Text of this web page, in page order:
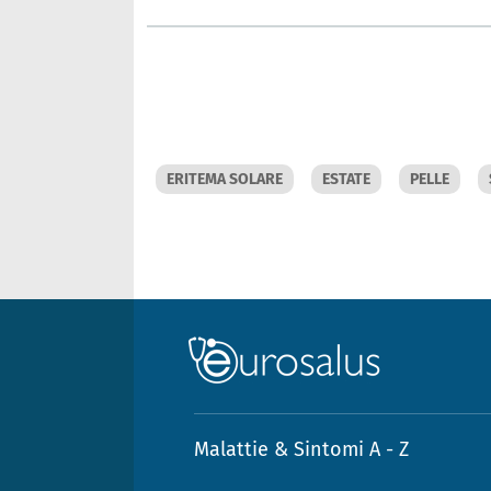
ERITEMA SOLARE ESTATE PELLE
Malattie & Sintomi A - Z